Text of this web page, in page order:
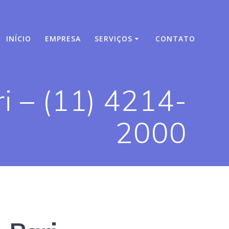
INÍCIO EMPRESA SERVIÇOS CONTATO
– (11) 4214-
2000